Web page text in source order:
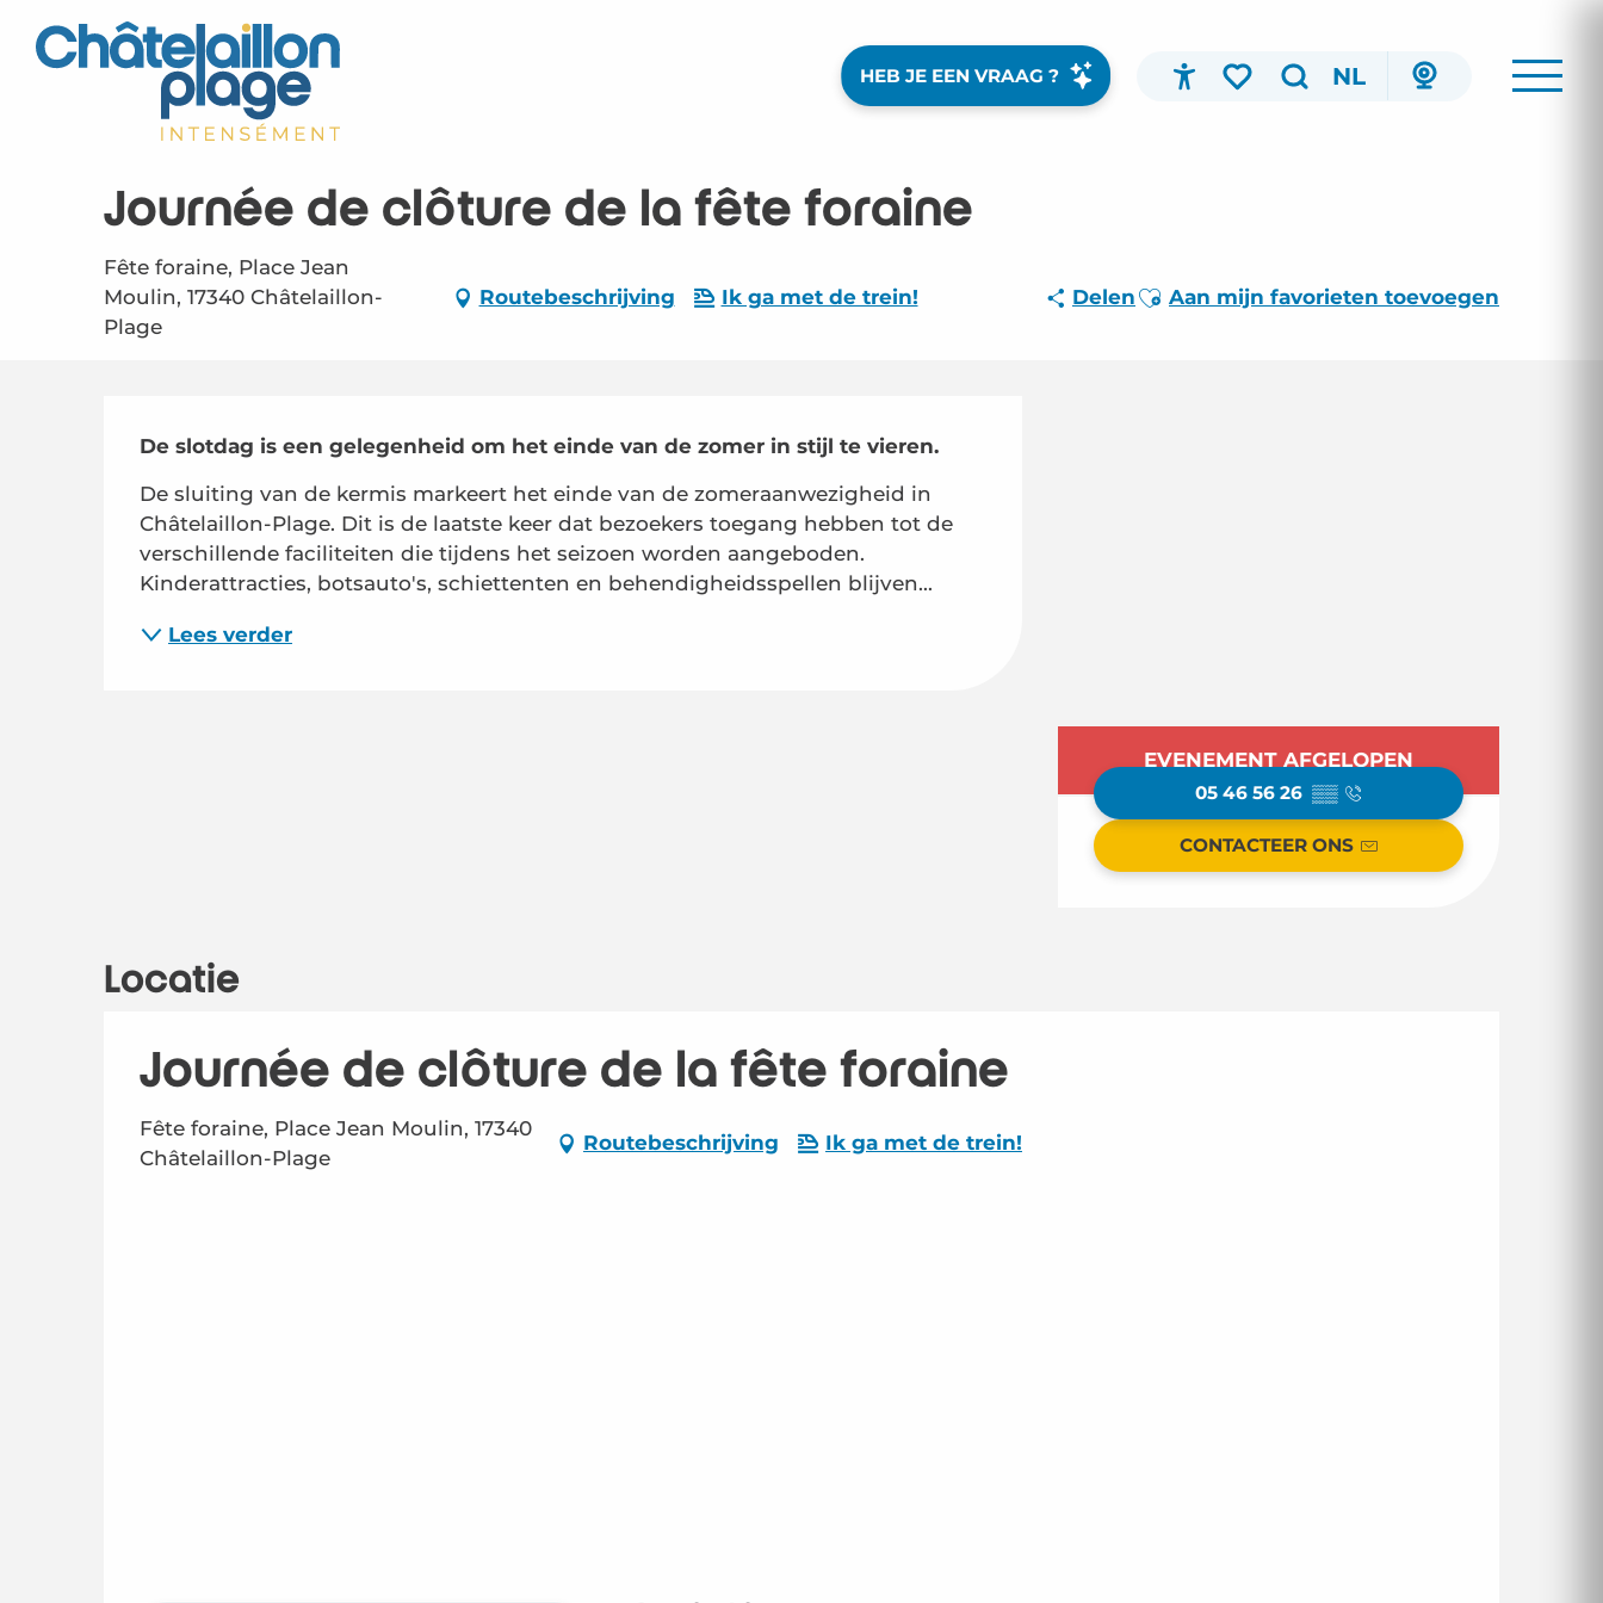
contenu
HEB JE EEN VRAAG ? NL
Journée de clôture de la fête foraine
Fête foraine, Place Jean
Moulin, 17340 Châtelaillon-
Plage
Routebeschrijving Ik ga met de trein! Delen Ajouter aux favoris
Aan mijn favorieten toevoegen
Openingstijden
EVENEMENT AFGELOPEN
05 46 56 26 ▒▒
CONTACTEER ONS
Beschrijving
De slotdag is een gelegenheid om het einde van de zomer in stijl te vieren.
De sluiting van de kermis markeert het einde van de zomeraanwezigheid in
Châtelaillon-Plage. Dit is de laatste keer dat bezoekers toegang hebben tot de
verschillende faciliteiten die tijdens het seizoen worden aangeboden.
Kinderattracties, botsauto's, schiettenten en behendigheidsspellen blijven...
Lees verder
Locatie
Journée de clôture de la fête foraine
Fête foraine, Place Jean Moulin, 17340
Châtelaillon-Plage
Routebeschrijving Ik ga met de trein!